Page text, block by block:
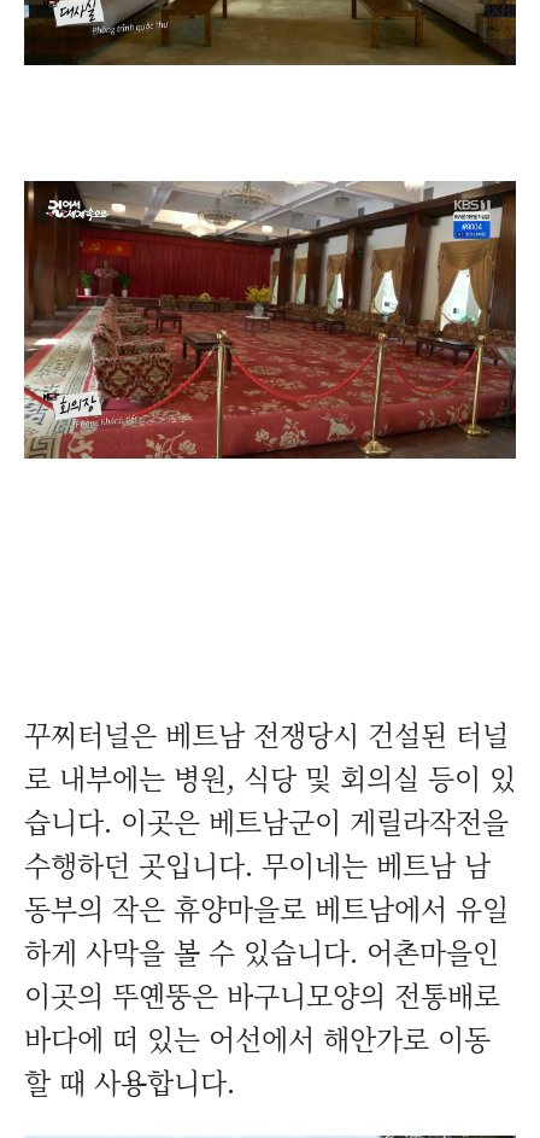
꾸찌터널은 베트남 전쟁당시 건설된 터널
로 내부에는 병원, 식당 및 회의실 등이 있
습니다. 이곳은 베트남군이 게릴라작전을
수행하던 곳입니다. 무이네는 베트남 남
동부의 작은 휴양마을로 베트남에서 유일
하게 사막을 볼 수 있습니다. 어촌마을인
이곳의 뚜옌뚱은 바구니모양의 전통배로
바다에 떠 있는 어선에서 해안가로 이동
할 때 사용합니다.